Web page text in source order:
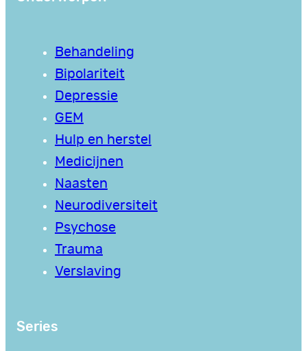
Behandeling
Bipolariteit
Depressie
GEM
Hulp en herstel
Medicijnen
Naasten
Neurodiversiteit
Psychose
Trauma
Verslaving
Series